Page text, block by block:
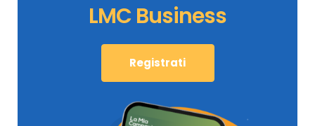
LMC Business
Registrati